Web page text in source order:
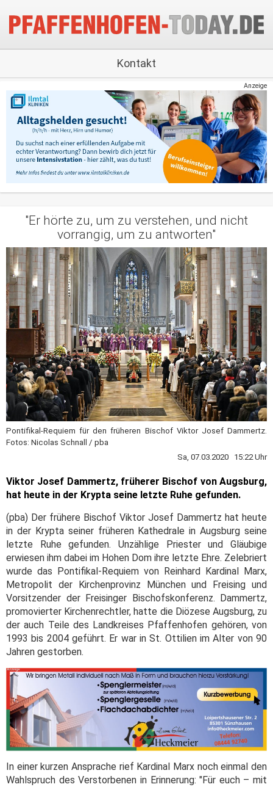
Kontakt
Anzeige
"Er hörte zu, um zu verstehen, und nicht
vorrangig, um zu antworten"
Pontifikal-Requiem für den früheren Bischof Viktor Josef Dammertz.
Fotos: Nicolas Schnall / pba
Sa, 07.03.2020 15:22 Uhr
Viktor Josef Dammertz, früherer Bischof von Augsburg,
hat heute in der Krypta seine letzte Ruhe gefunden.
(pba) Der frühere Bischof Viktor Josef Dammertz hat heute
in der Krypta seiner früheren Kathedrale in Augsburg seine
letzte Ruhe gefunden. Unzählige Priester und Gläubige
erwiesen ihm dabei im Hohen Dom ihre letzte Ehre. Zelebriert
wurde das Pontifikal-Requiem von Reinhard Kardinal Marx,
Metropolit der Kirchenprovinz München und Freising und
Vorsitzender der Freisinger Bischofskonferenz. Dammertz,
promovierter Kirchenrechtler, hatte die Diözese Augsburg, zu
der auch Teile des Landkreises Pfaffenhofen gehören, von
1993 bis 2004 geführt. Er war in St. Ottilien im Alter von 90
Jahren gestorben.
In einer kurzen Ansprache rief Kardinal Marx noch einmal den
Wahlspruch des Verstorbenen in Erinnerung: "Für euch – mit